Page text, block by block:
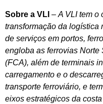
Sobre a VLI – A VLI tem o
transformação da logística
de serviços em portos,
engloba as ferrovias Norte
(FCA), além de terminais
carregamento e o
transporte ferroviário, e
eixos estratégicos da